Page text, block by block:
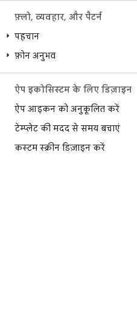
फ़्लो, व्यवहार, और पैटर्न
पहचान
फ़ोन अनुभव
ऐप इकोसिस्टम के लिए डिज़ाइन
ऐप आइकन को अनुकूलित करें
टेम्प्लेट की मदद से समय बचाएं
कस्टम स्क्रीन डिज़ाइन करें